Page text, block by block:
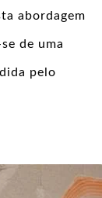
abordagem
de uma
pelo